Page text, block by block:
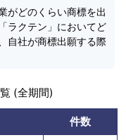
がどのくらい商標を出
ラクテン」においてど
自社が商標出願する際
(全期間)
件数